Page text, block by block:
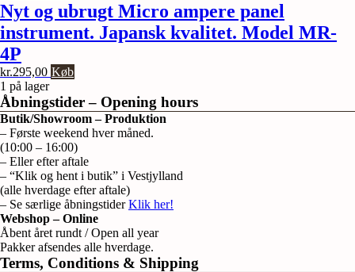
Nyt og ubrugt Micro ampere panel
instrument. Japansk kvalitet. Model MR-
4P
kr.295,00 Køb
1 på lager
Åbningstider – Opening hours
Butik/Showroom – Produktion
– Første weekend hver måned.
(10:00 – 16:00)
– Eller efter aftale
– “Klik og hent i butik” i Vestjylland
(alle hverdage efter aftale)
– Se særlige åbningstiderKlik her!
Webshop – Online
Åbent året rundt / Open all year
Pakker afsendes alle hverdage.
Terms, Conditions & Shipping